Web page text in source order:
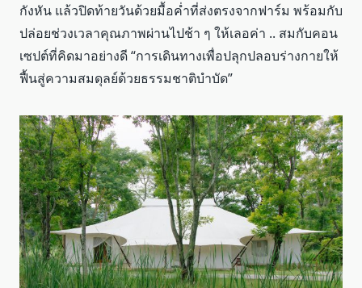
กังหัน แล้วปิดท้ายวันด้วยมื้อค่ำที่ส่งตรงจากฟาร์ม พร้อมกับ
ปล่อยช่วงเวลาคุณภาพผ่านไปช้า ๆ ให้เลอค่า .. สมกับคอน
เซปต์ที่คิดมาอย่างดี “การเดินทางเพื่อปลุกปลอบร่างกายให้
ฟื้นสู่ความสมดุลย์ด้วยธรรมชาติบำบัด”